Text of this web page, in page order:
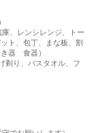
、レンシレンジ、トー
ト、包丁、まな板、割
き器 食器）
剃り、バスタオル、フ